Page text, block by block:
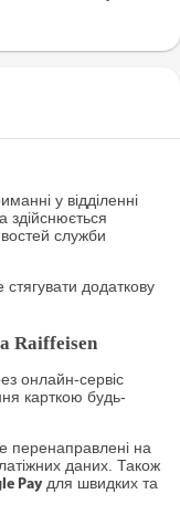
у відділенні
здійснюється
служби
додаткову
Raiffeisen
онлайн-сервіс
карткою будь-
перенаправлені на
даних. Також
Pay для швидких та